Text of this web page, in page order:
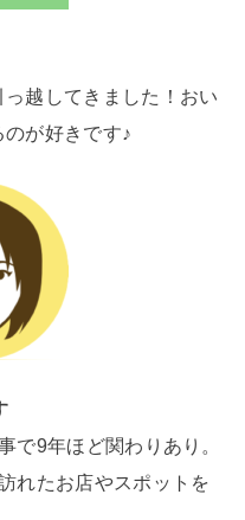
越してきました！おい
が好きです♪
で9年ほど関わりあり。
れたお店やスポットを